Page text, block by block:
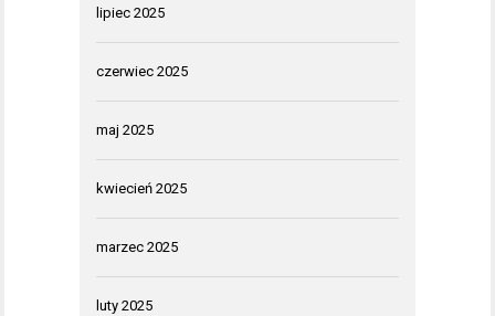
lipiec 2025
czerwiec 2025
maj 2025
kwiecień 2025
marzec 2025
luty 2025